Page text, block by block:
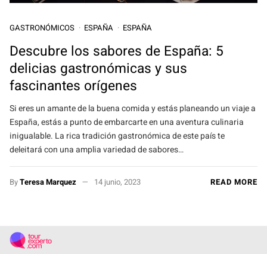
GASTRONÓMICOS ESPAÑA ESPAÑA
Descubre los sabores de España: 5
delicias gastronómicas y sus
fascinantes orígenes
Si eres un amante de la buena comida y estás planeando un viaje a
España, estás a punto de embarcarte en una aventura culinaria
inigualable. La rica tradición gastronómica de este país te
deleitará con una amplia variedad de sabores…
ByTeresa Marquez 14 junio, 2023 READ MORE